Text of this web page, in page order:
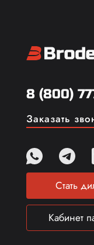
8 (800)
Заказать
Стать
Кабинет